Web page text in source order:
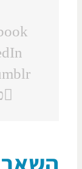
Facebook
Tumblr